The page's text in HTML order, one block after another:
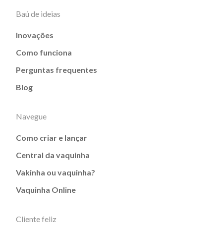
Baú de ideias
Inovações
Como funciona
Perguntas frequentes
Blog
Navegue
Como criar e lançar
Central da vaquinha
Vakinha ou vaquinha?
Vaquinha Online
Cliente feliz